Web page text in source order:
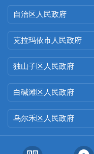
自治区人民政府
克拉玛依市人民政府
独山子区人民政府
白碱滩区人民政府
乌尔禾区人民政府